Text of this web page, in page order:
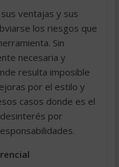
ventajas y sus
los riesgos que
Sin
necesaria y
resulta imposible
por el estilo y
casos donde es el
por